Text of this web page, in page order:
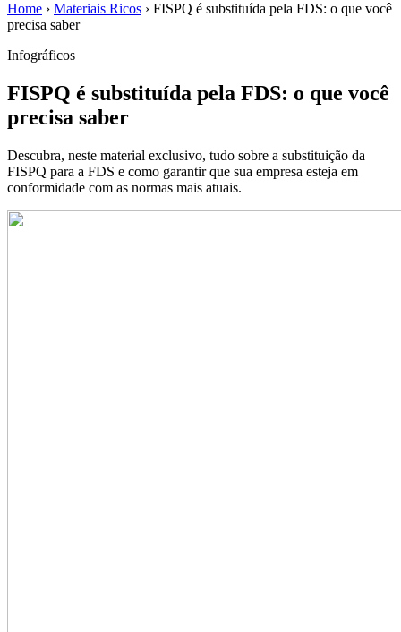
Home › Materiais Ricos › FISPQ é substituída pela FDS: o que você
precisa saber
Infográficos
FISPQ é substituída pela FDS: o que você
precisa saber
Descubra, neste material exclusivo, tudo sobre a substituição da
FISPQ para a FDS e como garantir que sua empresa esteja em
conformidade com as normas mais atuais.